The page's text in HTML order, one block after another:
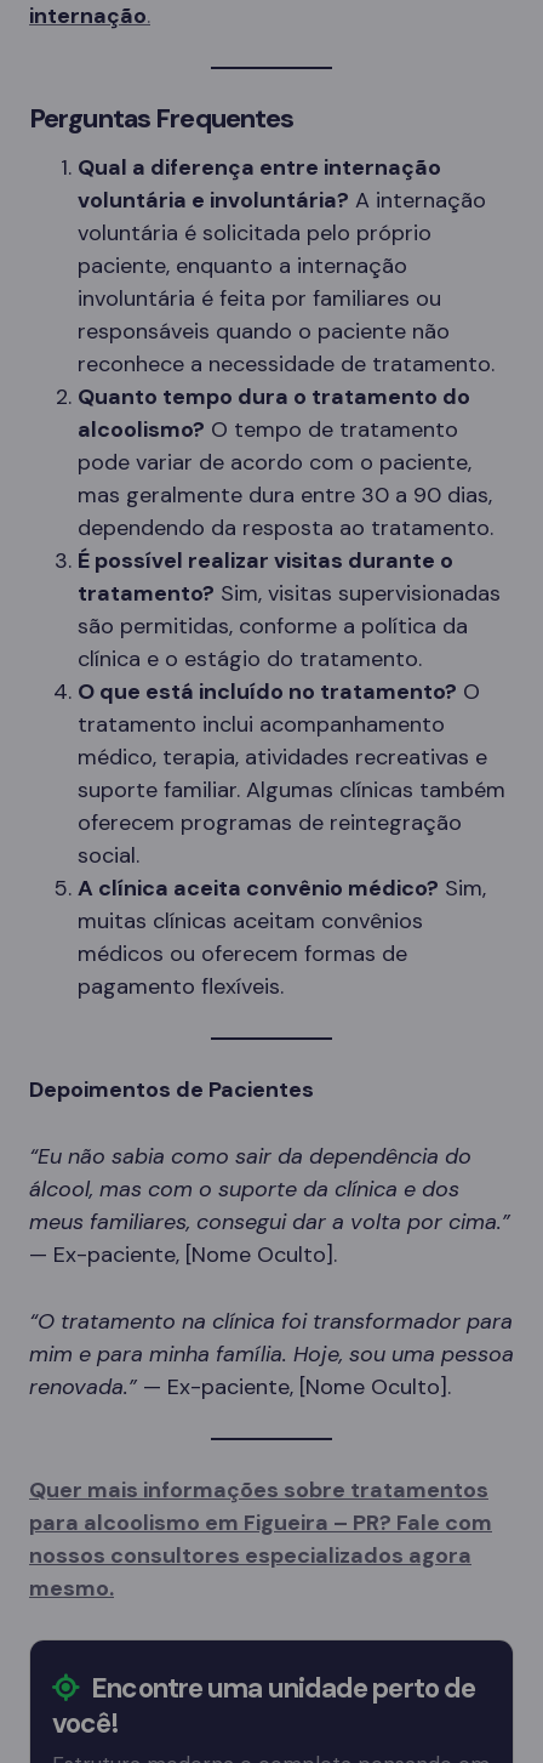
internação.
Perguntas Frequentes
Qual a diferença entre internação
voluntária e involuntária? A internação
voluntária é solicitada pelo próprio
paciente, enquanto a internação
involuntária é feita por familiares ou
responsáveis quando o paciente não
reconhece a necessidade de tratamento.
Quanto tempo dura o tratamento do
alcoolismo? O tempo de tratamento
pode variar de acordo com o paciente,
mas geralmente dura entre 30 a 90 dias,
dependendo da resposta ao tratamento.
É possível realizar visitas durante o
tratamento? Sim, visitas supervisionadas
são permitidas, conforme a política da
clínica e o estágio do tratamento.
O que está incluído no tratamento? O
tratamento inclui acompanhamento
médico, terapia, atividades recreativas e
suporte familiar. Algumas clínicas também
oferecem programas de reintegração
social.
A clínica aceita convênio médico? Sim,
muitas clínicas aceitam convênios
médicos ou oferecem formas de
pagamento flexíveis.
Depoimentos de Pacientes
“Eu não sabia como sair da dependência do
álcool, mas com o suporte da clínica e dos
meus familiares, consegui dar a volta por cima.”
— Ex-paciente, [Nome Oculto].
“O tratamento na clínica foi transformador para
mim e para minha família. Hoje, sou uma pessoa
renovada.” — Ex-paciente, [Nome Oculto].
Quer mais informações sobre tratamentos
para alcoolismo em Figueira – PR? Fale com
nossos consultores especializados agora
mesmo.
Encontre uma unidade perto de
você!